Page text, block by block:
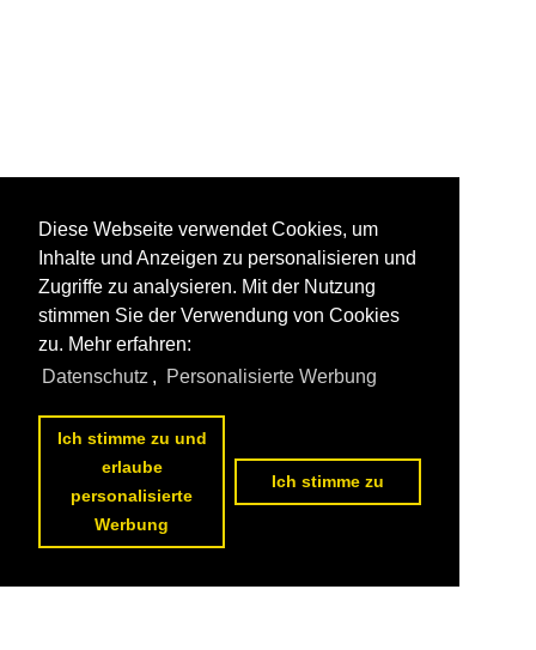
Diese Webseite verwendet Cookies, um
Inhalte und Anzeigen zu personalisieren und
Zugriffe zu analysieren. Mit der Nutzung
stimmen Sie der Verwendung von Cookies
zu. Mehr erfahren:
Datenschutz , Personalisierte Werbung
Ich stimme zu und
erlaube
personalisierte
Werbung
Ich stimme zu